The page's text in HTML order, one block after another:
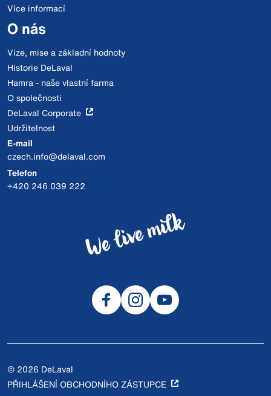
Více informací
O nás
Vize, mise a základní hodnoty
Historie DeLaval
Hamra - naše vlastní farma
O společnosti
DeLaval Corporate
Udržitelnost
E-mail
czech.info@delaval.com
Telefon
+420 246 039 222
© 2026 DeLaval
PŘIHLÁŠENÍ OBCHODNÍHO ZÁSTUPCE